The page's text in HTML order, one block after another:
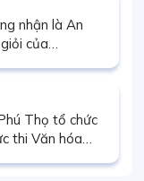
nhận là An
của
Thọ tổ chức
thi Văn hóa